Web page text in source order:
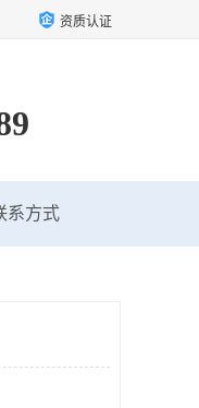
资质认证
系方式